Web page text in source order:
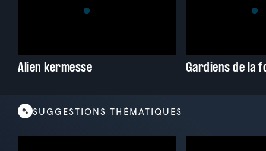
Alien kermesse Gardiens de la
SUGGESTIONS THÉMATIQUES